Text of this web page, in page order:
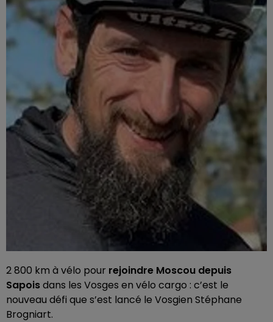
2 800 km à vélo pour rejoindre Moscou depuis
Sapoisdans les Vosges en vélo cargo : c’est le
nouveau défi que s’est lancé le Vosgien Stéphane
Brogniart.